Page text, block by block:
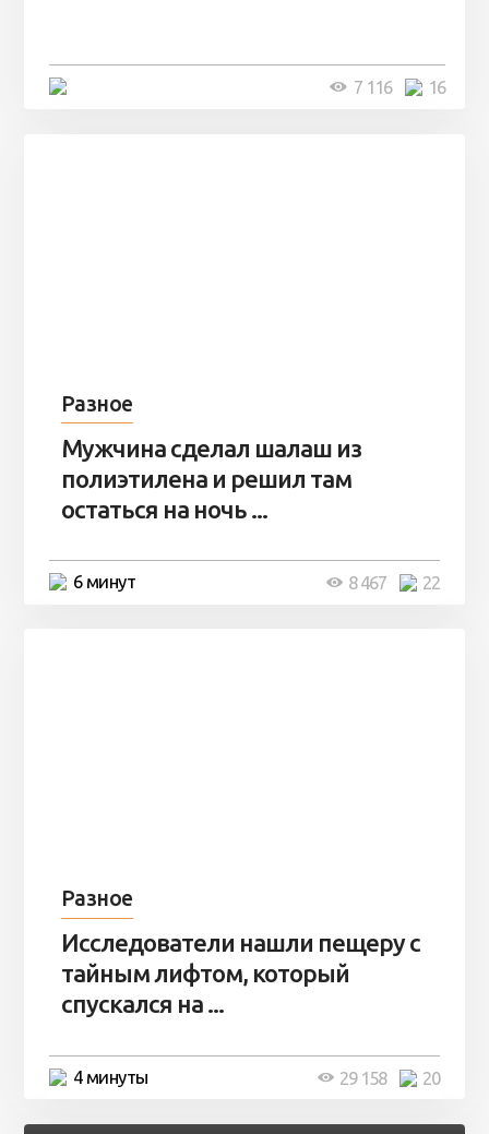
16
7 116
Разное
Мужчина сделал шалаш из
полиэтилена и решил там
остаться на ночь ...
6 минут 22
8 467
Разное
Исследователи нашли пещеру с
тайным лифтом, который
спускался на ...
4 минуты 20
29 158